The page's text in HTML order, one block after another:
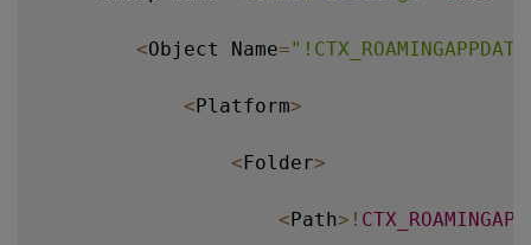
<Object Name=
<Platform>
<Folder>
<Path> !